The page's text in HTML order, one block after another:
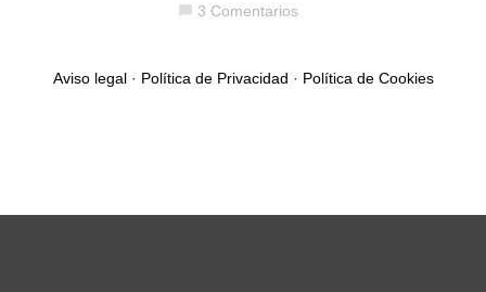
chat_bubble 3 Comentarios
Aviso legal· Política de Privacidad · Política de Cookies